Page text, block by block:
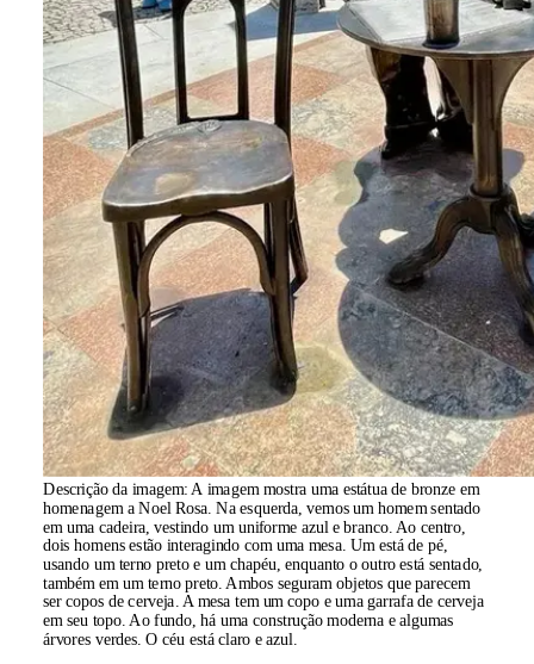
Descrição da imagem: A imagem mostra uma estátua de bronze em
homenagem a Noel Rosa. Na esquerda, vemos um homem sentado
em uma cadeira, vestindo um uniforme azul e branco. Ao centro,
dois homens estão interagindo com uma mesa. Um está de pé,
usando um terno preto e um chapéu, enquanto o outro está sentado,
também em um terno preto. Ambos seguram objetos que parecem
ser copos de cerveja. A mesa tem um copo e uma garrafa de cerveja
em seu topo. Ao fundo, há uma construção moderna e algumas
árvores verdes. O céu está claro e azul.